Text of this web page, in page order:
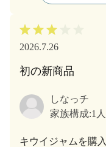
2026.7.26
初の新商品
しなっチ
家族構成:1人
キウイジャムを購入